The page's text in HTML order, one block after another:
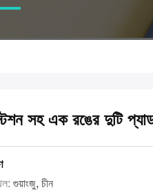
সহ এক রঙের দুটি
গুয়াংজু, চীন